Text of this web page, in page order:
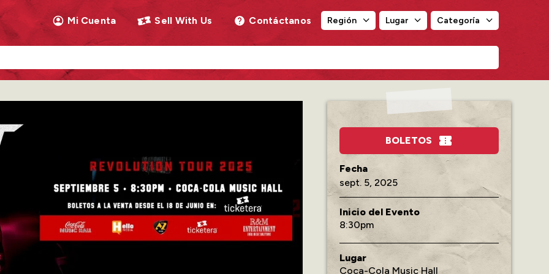
Mi Cuenta Sell With Us Contáctanos Región Lugar Categoría
you type. Use Tab to access the results.
BOLETOS
sept. 5, 2025
Inicio del Evento
8:30
Lugar
Coca-Cola Music Hall